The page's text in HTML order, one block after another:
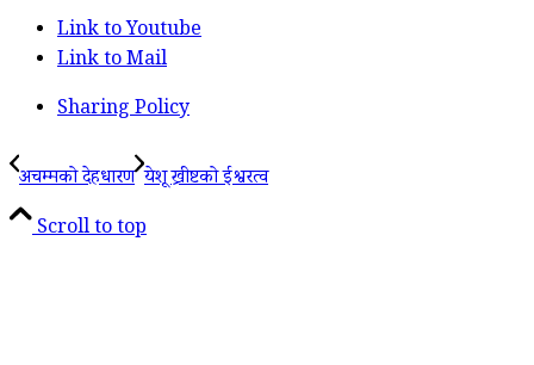
Link to Youtube
Link to Mail
Sharing Policy
अचम्मको देहधारण येशू ख्रीष्टको ईश्वरत्व
Scroll to top